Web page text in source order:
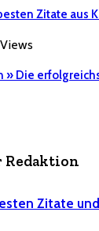
Zitate aus
Views
» Die
Redaktion
Zitate